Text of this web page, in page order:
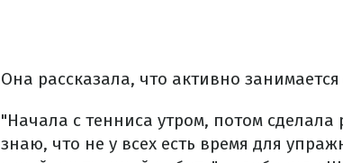
Она рассказала, что активно
"Начала с тенниса утром, потом
знаю, что не у всех есть время для